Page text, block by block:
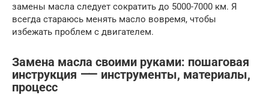
замены масла следует сократить до 5000-7000 км. Я
всегда стараюсь менять масло вовремя, чтобы
избежать проблем с двигателем.
Замена масла своими руками: пошаговая
инструкция ⸺ инструменты, материалы,
процесс